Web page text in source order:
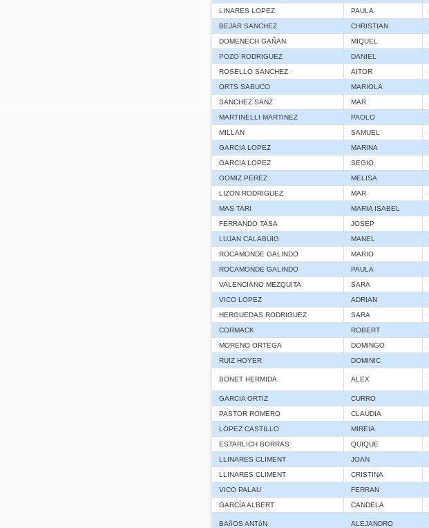
LINARES LOPEZ
PAULA
BEJAR SANCHEZ
CHRISTIAN
DOMENECH GAÑAN
MIQUEL
POZO RODRIGUEZ
DANIEL
ROSELLO SANCHEZ
AITOR
ORTS SABUCO
MARIOLA
SANCHEZ SANZ
MAR
MARTINELLI MARTINEZ
PAOLO
MILLAN
SAMUEL
GARCIA LOPEZ
MARINA
GARCIA LOPEZ
SEGIO
GOMIZ PEREZ
MELISA
LIZON RODRIGUEZ
MAR
MAS TARI
MARIA ISABEL
FERRANDO TASA
JOSEP
LUJAN CALABUIG
MANEL
ROCAMONDE GALINDO
MARIO
ROCAMONDE GALINDO
PAULA
VALENCIANO MEZQUITA
SARA
VICO LOPEZ
ADRIAN
HERGUEDAS RODRIGUEZ
SARA
CORMACK
ROBERT
MORENO ORTEGA
DOMINGO
RUIZ HOYER
DOMINIC
BONET HERMIDA ALEX
GARCIA ORTIZ CURRO
PASTOR ROMERO
CLAUDIA
LOPEZ CASTILLO
MIREIA
ESTARLICH BORRAS
QUIQUE
LLINARES CLIMENT
JOAN
LLINARES CLIMENT
CRISTINA
VICO PALAU
FERRAN
GARCÍA ALBERT
CANDELA
BAñOS ANTóN ALEJANDRO